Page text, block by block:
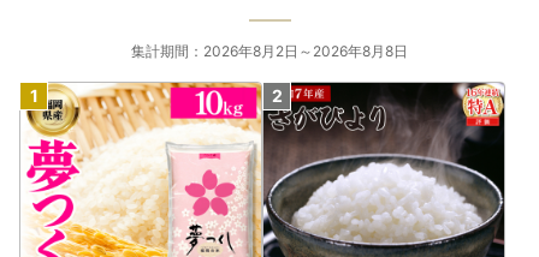
集計期間：2026年8月2日～2026年8月8日